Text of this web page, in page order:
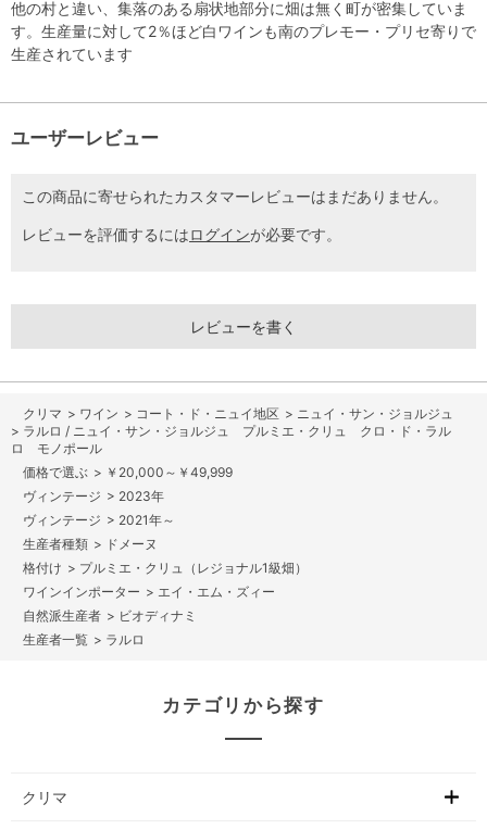
他の村と違い、集落のある扇状地部分に畑は無く町が密集していま
す。生産量に対して2％ほど白ワインも南のプレモー・プリセ寄りで
生産されています
ユーザーレビュー
この商品に寄せられたカスタマーレビューはまだありません。
レビューを評価するにはログインが必要です。
レビューを書く
> ワイン > コート・ド・ニュイ地区 > ニュイ・サン・ジョルジュ
> ラルロ / ニュイ・サン・ジョルジュ プルミエ・クリュ クロ・ド・ラル
ロ モノポール
> ￥20,000～￥49,999
> 2023年
> 2021年～
> ドメーヌ
> プルミエ・クリュ（レジョナル1級畑）
> エイ・エム・ズィー
> ビオディナミ
> ラルロ
カテゴリから探す
クリマ